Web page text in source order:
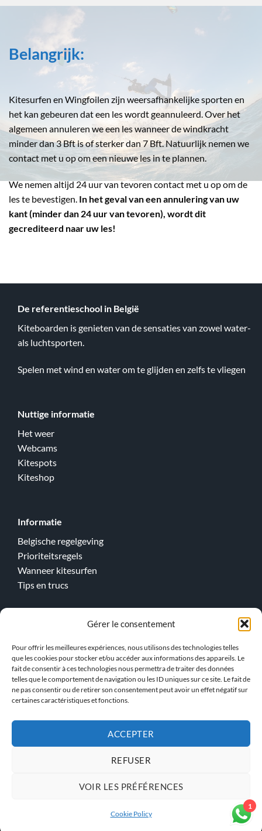
Gérer le consentement
Pour offrir les meilleures expériences, nous utilisons des technologies telles
que les cookies pour stocker et/ou accéder aux informations des appareils. Le
fait de consentir à ces technologies nous permettra de traiter des données
telles que le comportement de navigation ou les ID uniques sur ce site. Le fait de
ne pas consentir ou de retirer son consentement peut avoir un effet négatif sur
certaines caractéristiques et fonctions.
ACCEPTER
REFUSER
VOIR LES PRÉFÉRENCES
Cookie Policy
Belangrijk:
Kitesurfen en Wingfoilen zijn weersafhankelijke sporten en
het kan gebeuren dat een les wordt geannuleerd. Over het
algemeen annuleren we een les wanneer de windkracht
minder dan 3 Bft is of sterker dan 7 Bft. Natuurlijk nemen we
contact met u op om een nieuwe les in te plannen.
We nemen altijd 24 uur van tevoren contact met u op om de
les te bevestigen. In het geval van een annulering van uw
kant (minder dan 24 uur van tevoren), wordt dit
gecrediteerd naar uw les!
De referentieschool in België
Kiteboarden is genieten van de sensaties van zowel water-
als luchtsporten.
Spelen met wind en water om te glijden en zelfs te vliegen
Nuttige informatie
Het weer
Webcams
Kitespots
Kiteshop
Informatie
Belgische regelgeving
Prioriteitsregels
Wanneer kitesurfen
Tips en trucs
Kitesurfen
Wingfoilen
> Ons team !
INSTRUCTEUR TOEGANG KBS
1